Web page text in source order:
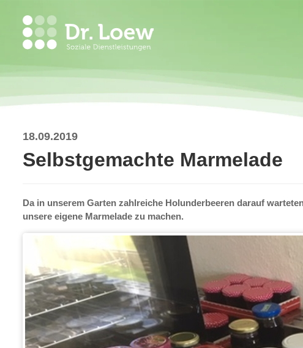
18.09.2019
Selbstgemachte Marmelade
Da in unserem Garten zahlreiche Holunderbeeren darauf
unsere eigene Marmelade zu machen.